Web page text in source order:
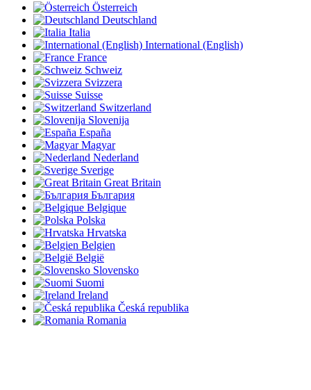
Österreich
Deutschland
Italia
International (English)
France
Schweiz
Svizzera
Suisse
Switzerland
Slovenija
España
Magyar
Nederland
Sverige
Great Britain
България
Belgique
Polska
Hrvatska
Belgien
België
Slovensko
Suomi
Ireland
Česká republika
Romania